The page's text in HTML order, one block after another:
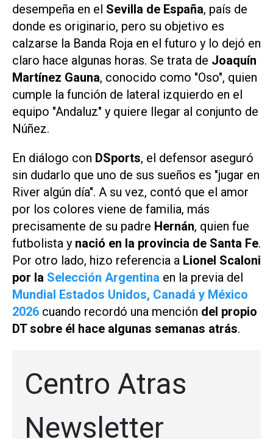
desempeña en el Sevilla de España, país de
donde es originario, pero su objetivo es
calzarse la Banda Roja en el futuro y lo dejó en
claro hace algunas horas. Se trata de Joaquín
Martínez Gauna, conocido como "Oso", quien
cumple la función de lateral izquierdo en el
equipo "Andaluz" y quiere llegar al conjunto de
Núñez.
En diálogo con DSports, el defensor aseguró
sin dudarlo que uno de sus sueños es "jugar en
River algún día". A su vez, contó que el amor
por los colores viene de familia, más
precisamente de su padre Hernán, quien fue
futbolista y nació en la provincia de Santa Fe.
Por otro lado, hizo referencia a Lionel Scaloni
por la Selección Argentina en la previa del
Mundial Estados Unidos, Canadá y México
2026 cuando recordó una mención del propio
DT sobre él hace algunas semanas atrás.